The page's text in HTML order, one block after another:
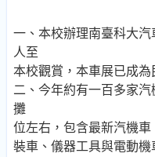
一、本校辦理南臺科大
人至
本校觀賞，本車展已成為
二、今年約有一百多家
攤
位左右，包含最新汽機
裝車、儀器工具與電動